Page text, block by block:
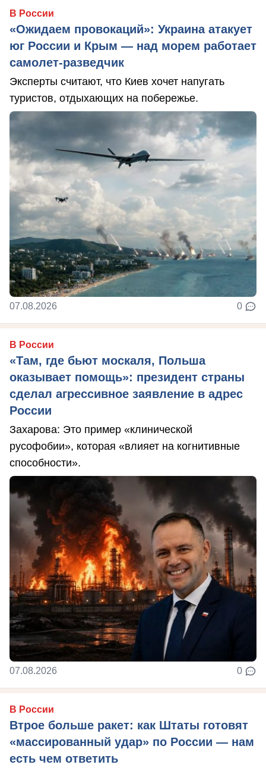
В России
«Ожидаем провокаций»: Украина атакует
юг России и Крым — над морем работает
самолет-разведчик
Эксперты считают, что Киев хочет напугать
туристов, отдыхающих на побережье.
07.08.2026 0
В России
«Там, где бьют москаля, Польша
оказывает помощь»: президент страны
сделал агрессивное заявление в адрес
России
Захарова: Это пример «клинической
русофобии», которая «влияет на когнитивные
способности».
07.08.2026 0
В России
Втрое больше ракет: как Штаты готовят
«массированный удар» по России — нам
есть чем ответить